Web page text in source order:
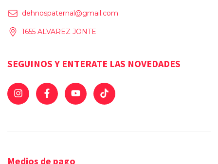
dehnospaternal@gmail.com
1655 ALVAREZ JONTE
SEGUINOS Y ENTERATE LAS NOVEDADES
Medios de pago